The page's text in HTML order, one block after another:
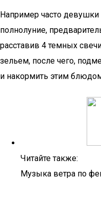
Например часто девушки
полнолуние,
расставив 4 темных
зельем, после чего,
и накормить этим
Читайте также:
Музыка ветра по